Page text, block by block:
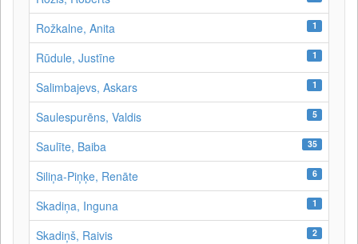
Rožkalne, Anita 1
Rūdule, Justīne 1
Salimbajevs, Askars 1
Saulespurēns, Valdis 5
Saulīte, Baiba 35
Siliņa-Piņķe, Renāte 6
Skadiņa, Inguna 1
Skadiņš, Raivis 2